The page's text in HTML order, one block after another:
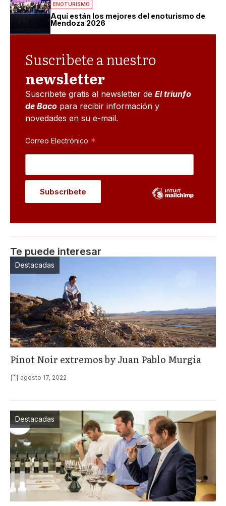
ENOTURISMO
Aquí están los mejores del enoturismo de
Mendoza 2026
Suscribete a nuestro
newsletter
Suscribete gratis al newsletter de El triunfo
de Baco para recibir información y
novedades en su e-mail.
Correo Electrónico *
Te puede interesar
Destacadas
Pinot Noir extremos by Juan Pablo Murgia
agosto 17, 2022
Destacadas